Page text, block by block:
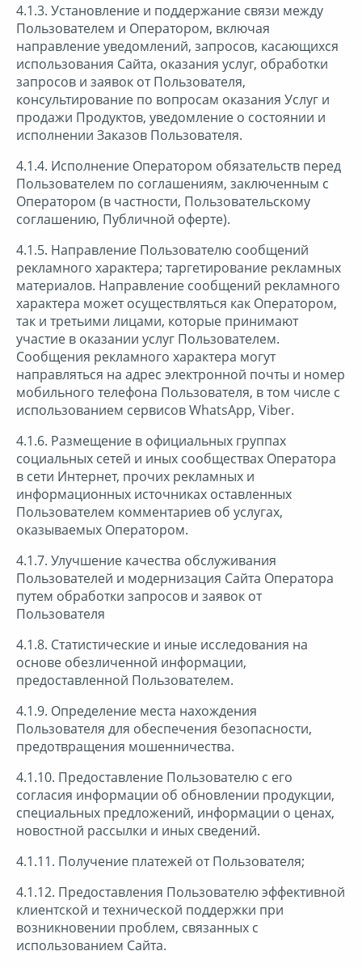
4.1.3. Установление и поддержание связи между
Пользователем и Оператором, включая
направление уведомлений, запросов, касающихся
использования Сайта, оказания услуг, обработки
запросов и заявок от Пользователя,
консультирование по вопросам оказания Услуг и
продажи Продуктов, уведомление о состоянии и
исполнении Заказов Пользователя.
4.1.4. Исполнение Оператором обязательств перед
Пользователем по соглашениям, заключенным с
Оператором (в частности, Пользовательскому
соглашению, Публичной оферте).
4.1.5. Направление Пользователю сообщений
рекламного характера; таргетирование рекламных
материалов. Направление сообщений рекламного
характера может осуществляться как Оператором,
так и третьими лицами, которые принимают
участие в оказании услуг Пользователем.
Сообщения рекламного характера могут
направляться на адрес электронной почты и номер
мобильного телефона Пользователя, в том числе с
использованием сервисов WhatsApp, Viber.
4.1.6. Размещение в официальных группах
социальных сетей и иных сообществах Оператора
в сети Интернет, прочих рекламных и
информационных источниках оставленных
Пользователем комментариев об услугах,
оказываемых Оператором.
4.1.7. Улучшение качества обслуживания
Пользователей и модернизация Сайта Оператора
путем обработки запросов и заявок от
Пользователя
4.1.8. Статистические и иные исследования на
основе обезличенной информации,
предоставленной Пользователем.
4.1.9. Определение места нахождения
Пользователя для обеспечения безопасности,
предотвращения мошенничества.
4.1.10. Предоставление Пользователю с его
согласия информации об обновлении продукции,
специальных предложений, информации о ценах,
новостной рассылки и иных сведений.
4.1.11. Получение платежей от Пользователя;
4.1.12. Предоставления Пользователю эффективной
клиентской и технической поддержки при
возникновении проблем, связанных с
использованием Сайта.